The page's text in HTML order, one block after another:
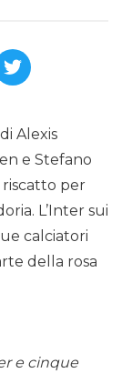
Alexis
e Stefano
riscatto per
L’Inter sui
calciatori
della rosa
e cinque